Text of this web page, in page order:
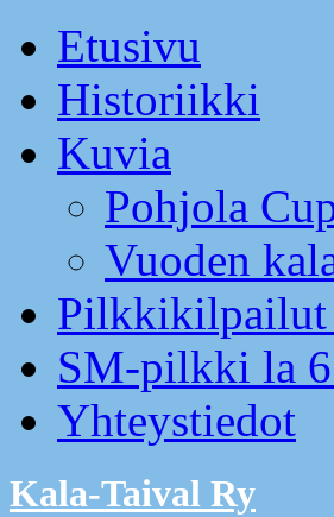
Etusivu
Historiikki
Kuvia
Pohjola
Vuoden
Pilkkikilpailut
SM-pilkki la
Yhteystiedot
Kala-Taival Ry